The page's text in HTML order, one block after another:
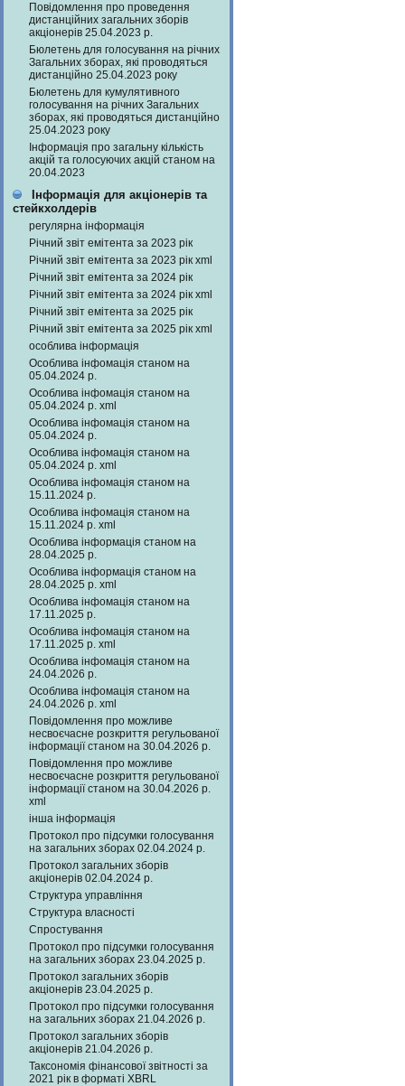
Повідомлення про проведення
дистанційних загальних зборів
акціонерів 25.04.2023 р.
Бюлетень для голосування на річних
Загальних зборах, які проводяться
дистанційно 25.04.2023 року
Бюлетень для кумулятивного
голосування на річних Загальних
зборах, які проводяться дистанційно
25.04.2023 року
Інформація про загальну кількість
акцій та голосуючих акцій станом на
20.04.2023
Інформація для акціонерів та
стейкхолдерів
регулярна інформація
Річний звіт емітента за 2023 рік
Річний звіт емітента за 2023 рік xml
Річний звіт емітента за 2024 рік
Річний звіт емітента за 2024 рік xml
Річний звіт емітента за 2025 рік
Річний звіт емітента за 2025 рік xml
особлива інформація
Особлива інфомація станом на
05.04.2024 р.
Особлива інфомація станом на
05.04.2024 р. xml
Особлива інфомація станом на
05.04.2024 р.
Особлива інфомація станом на
05.04.2024 р. xml
Особлива інфомація станом на
15.11.2024 р.
Особлива інфомація станом на
15.11.2024 р. xml
Особлива інформація станом на
28.04.2025 р.
Особлива інформація станом на
28.04.2025 р. xml
Особлива інфомація станом на
17.11.2025 р.
Особлива інфомація станом на
17.11.2025 р. xml
Особлива інфомація станом на
24.04.2026 р.
Особлива інфомація станом на
24.04.2026 р. xml
Повідомлення про можливе
несвоєчасне розкриття регульованої
інформації станом на 30.04.2026 р.
Повідомлення про можливе
несвоєчасне розкриття регульованої
інформації станом на 30.04.2026 р.
xml
інша інформація
Протокол про підсумки голосування
на загальних зборах 02.04.2024 р.
Протокол загальних зборів
акціонерів 02.04.2024 р.
Структура управління
Структура власності
Спростування
Протокол про підсумки голосування
на загальних зборах 23.04.2025 р.
Протокол загальних зборів
акціонерів 23.04.2025 р.
Протокол про підсумки голосування
на загальних зборах 21.04.2026 р.
Протокол загальних зборів
акціонерів 21.04.2026 р.
Таксономія фінансової звітності за
2021 рік в форматі XBRL